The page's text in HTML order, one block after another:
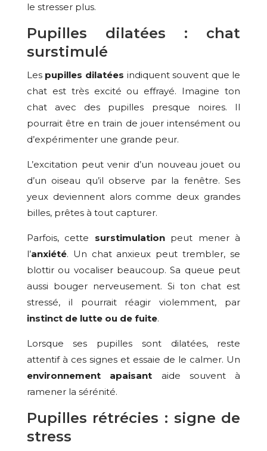
le stresser plus.
Pupilles dilatées : chat
surstimulé
Les pupilles dilatées indiquent souvent que le
chat est très excité ou effrayé. Imagine ton
chat avec des pupilles presque noires. Il
pourrait être en train de jouer intensément ou
d’expérimenter une grande peur.
L’excitation peut venir d’un nouveau jouet ou
d’un oiseau qu’il observe par la fenêtre. Ses
yeux deviennent alors comme deux grandes
billes, prêtes à tout capturer.
Parfois, cette surstimulationpeut mener à
l’anxiété. Un chat anxieux peut trembler, se
blottir ou vocaliser beaucoup. Sa queue peut
aussi bouger nerveusement. Si ton chat est
stressé, il pourrait réagir violemment, par
instinct de lutte ou de fuite.
Lorsque ses pupilles sont dilatées, reste
attentif à ces signes et essaie de le calmer. Un
environnement apaisant aide souvent à
ramener la sérénité.
Pupilles rétrécies : signe de
stress